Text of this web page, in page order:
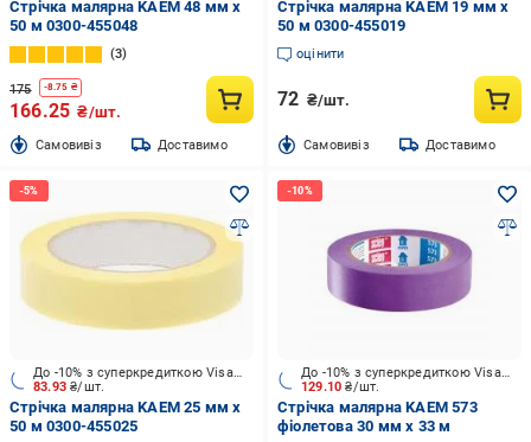
Стрічка малярна KAEM 48 мм x
50 м 0300-455048
3
175 -8.75 ₴
166.25 ₴/шт.
Cамовивіз Доставимо
Стрічка малярна KAEM 19 мм x
50 м 0300-455019
оцінити
72 ₴/шт.
Cамовивіз Доставимо
83.93₴/шт.
До -10% з суперкредиткою Visa Вигода
Стрічка малярна KAEM 25 мм x
50 м 0300-455025
129.10₴/шт.
До -10% з суперкредиткою Visa Вигода
Стрічка малярна KAEM 573
фіолетова 30 мм x 33 м